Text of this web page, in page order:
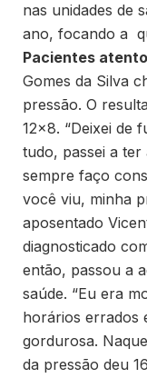
nas unidades de
ano, focando a
Pacientes
Gomes da Silva
pressão. O
12×8. “Deixei de
tudo, passei a ter
sempre faço
você viu, minha
aposentado
diagnosticado
então, passou a
saúde. “Eu era
horários errados
gordurosa.
da pressão deu